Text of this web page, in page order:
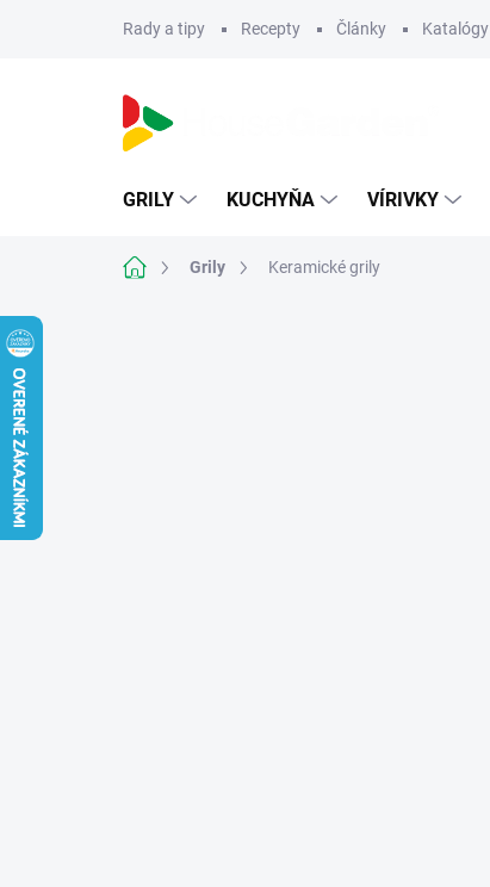
Rady a tipy Recepty Články Katalógy
GRILY KUCHYŇA VÍRIVKY
DomovGrily Keramické grily